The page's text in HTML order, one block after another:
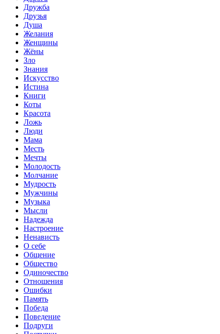
Дружба
Друзья
Душа
Желания
Женщины
Жёны
Зло
Знания
Искусство
Истина
Книги
Коты
Красота
Ложь
Люди
Мама
Месть
Мечты
Молодость
Молчание
Мудрость
Мужчины
Музыка
Мысли
Надежда
Настроение
Ненависть
О себе
Общение
Общество
Одиночество
Отношения
Ошибки
Память
Победа
Поведение
Подруги